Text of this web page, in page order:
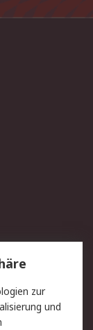
zur
und